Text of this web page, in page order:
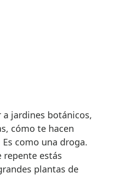
jardines botánicos,
cómo te hacen
como una droga.
repente estás
plantas de